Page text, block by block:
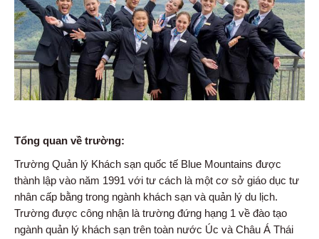
Tổng quan về trường:
Trường Quản lý Khách sạn quốc tế Blue Mountains được
thành lập vào năm 1991 với tư cách là một cơ sở giáo dục tư
nhân cấp bằng trong ngành khách sạn và quản lý du lịch.
Trường được công nhận là trường đứng hạng 1 về đào tạo
ngành quản lý khách sạn trên toàn nước Úc và Châu Á Thái